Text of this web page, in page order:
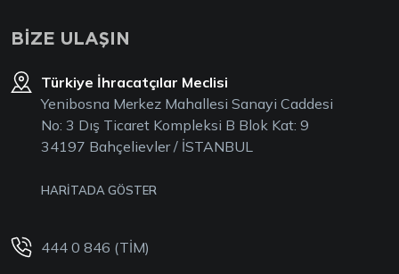
BİZE ULAŞIN
Türkiye İhracatçılar Meclisi
Yenibosna Merkez Mahallesi Sanayi Caddesi
No: 3 Dış Ticaret Kompleksi B Blok Kat: 9
34197 Bahçelievler / İSTANBUL
HARİTADA GÖSTER
444 0 846 (TİM)